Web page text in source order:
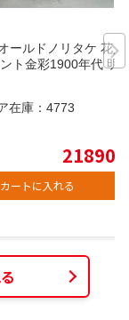
ールドノリタケ 花入
ト金彩1900年代 明
在庫： 4773
21890
カートに入れる